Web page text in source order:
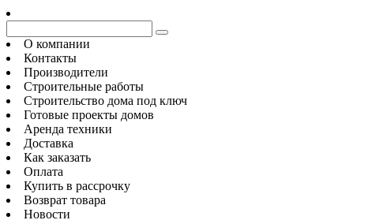
О компании
Контакты
Производители
Строительные работы
Строительство дома под ключ
Готовые проекты домов
Аренда техники
Доставка
Как заказать
Оплата
Купить в рассрочку
Возврат товара
Новости